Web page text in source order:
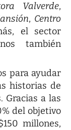
Valverde,
, Centro
el sector
también
para ayudar
historias de
Gracias a las
del objetivo
millones,